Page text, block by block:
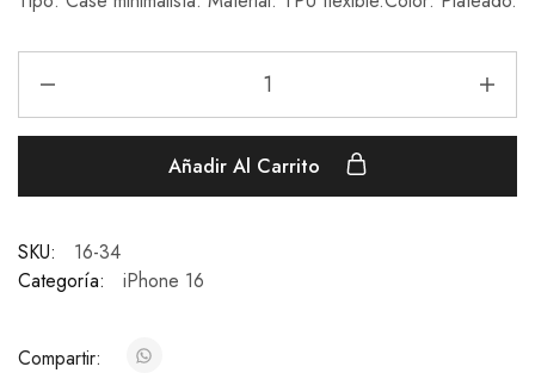
Añadir Al Carrito
SKU:
16-34
Categoría:
iPhone 16
Compartir: